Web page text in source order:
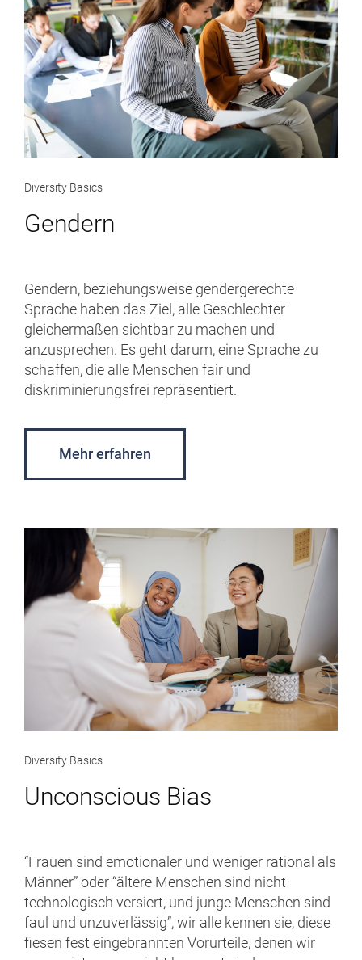
Diversity Basics
Gendern
Gendern, beziehungsweise gendergerechte
Sprache haben das Ziel, alle Geschlechter
gleichermaßen sichtbar zu machen und
anzusprechen. Es geht darum, eine Sprache zu
schaffen, die alle Menschen fair und
diskriminierungsfrei repräsentiert.
Mehr erfahren
Diversity Basics
Unconscious Bias
“Frauen sind emotionaler und weniger rational als
Männer” oder “ältere Menschen sind nicht
technologisch versiert, und junge Menschen sind
faul und unzuverlässig”, wir alle kennen sie, diese
fiesen fest eingebrannten Vorurteile, denen wir